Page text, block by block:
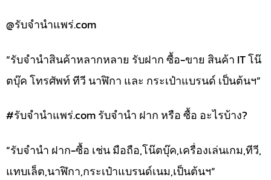
@รับจำนำแพร่.com
“รับจำนำสินค้าหลากหลาย รับฝาก ซื้อ-ขาย สินค้า IT โน๊
ตบุ๊ค โทรศัพท์ ทีวี นาฬิกา และ กระเป๋าแบรนด์ เป็นต้นฯ”
#รับจํานําแพร่.com รับจำนำ ฝาก หรือ ซื้อ อะไรบ้าง?
“รับจำนำ ฝาก-ซื้อ เช่น มือถือ,โน๊ตบุ๊ค,เครื่องเล่นเกม,ทีวี,
แทบเล็ต,นาฬิกา,กระเป๋าแบรนด์เนม,เป็นต้นฯ”